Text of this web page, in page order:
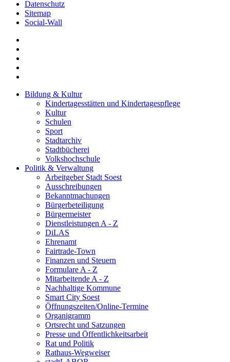
Datenschutz
Sitemap
Social-Wall
Bildung & Kultur
Kindertagesstätten und Kindertagespflege
Kultur
Schulen
Sport
Stadtarchiv
Stadtbücherei
Volkshochschule
Politik & Verwaltung
Arbeitgeber Stadt Soest
Ausschreibungen
Bekanntmachungen
Bürgerbeteiligung
Bürgermeister
Dienstleistungen A - Z
DiLAS
Ehrenamt
Fairtrade-Town
Finanzen und Steuern
Formulare A - Z
Mitarbeitende A - Z
Nachhaltige Kommune
Smart City Soest
Öffnungszeiten/Online-Termine
Organigramm
Ortsrecht und Satzungen
Presse und Öffentlichkeitsarbeit
Rat und Politik
Rathaus-Wegweiser